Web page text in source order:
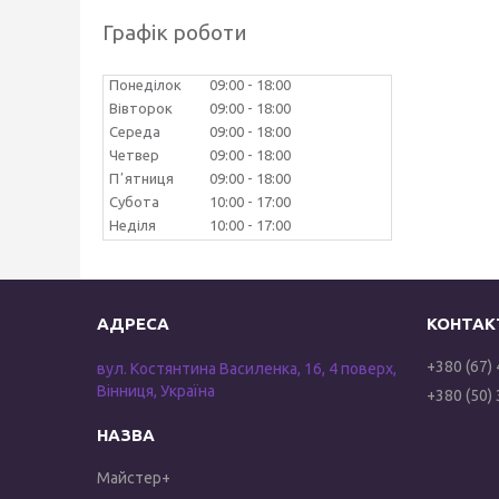
Графік роботи
Понеділок 09:00
18:00
Вівторок
09:00
18:00
Середа
09:00
18:00
Четвер
09:00
18:00
Пʼятниця
09:00
18:00
Субота
10:00
17:00
Неділя
10:00 17:00
вул. Костянтина Василенка, 16, 4 поверх,
Вінниця, Україна
Майстер+
+380 (67)
+380 (50)